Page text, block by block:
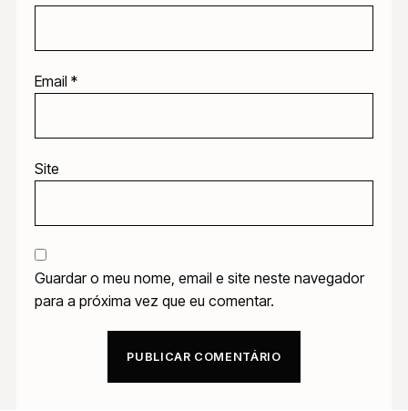
Email *
Site
Guardar o meu nome, email e site neste navegador
para a próxima vez que eu comentar.